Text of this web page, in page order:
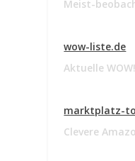
Meist-
wow-liste.de
Aktuelle
marktplatz-
Clevere